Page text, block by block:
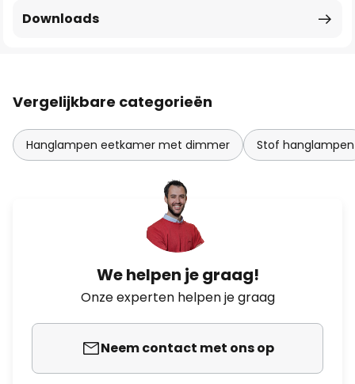
Downloads
Vergelijkbare categorieën
Hanglampen eetkamer met dimmer Stof hanglampen
We helpen je graag!
Onze experten helpen je graag
Neem contact met ons op